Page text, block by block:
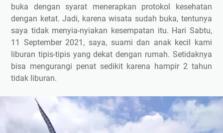
buka dengan syarat menerapkan protokol kesehatan
dengan ketat. Jadi, karena wisata sudah buka, tentunya
saya tidak menyia-nyiakan kesempatan itu. Hari Sabtu,
11 September 2021, saya, suami dan anak kecil kami
liburan tipis-tipis yang dekat dengan rumah. Setidaknya
bisa mengurangi penat sedikit karena hampir 2 tahun
tidak liburan.